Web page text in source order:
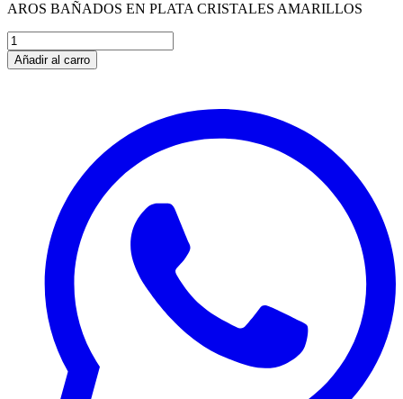
AROS BAÑADOS EN PLATA CRISTALES AMARILLOS
Añadir al carro